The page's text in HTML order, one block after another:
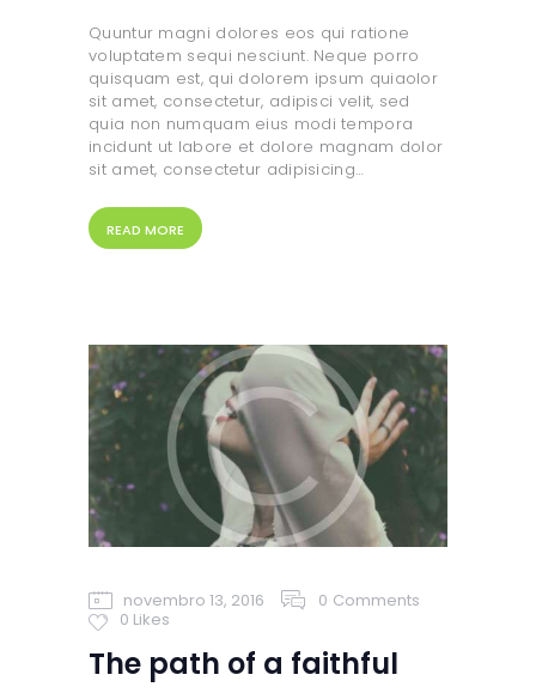
Quuntur magni dolores eos qui ratione
voluptatem sequi nesciunt. Neque porro
quisquam est, qui dolorem ipsum quiaolor
sit amet, consectetur, adipisci velit, sed
quia non numquam eius modi tempora
incidunt ut labore et dolore magnam dolor
sit amet, consectetur adipisicing…
READ MORE
novembro 13, 2016 0 Comments
0 Likes
The path of a faithful